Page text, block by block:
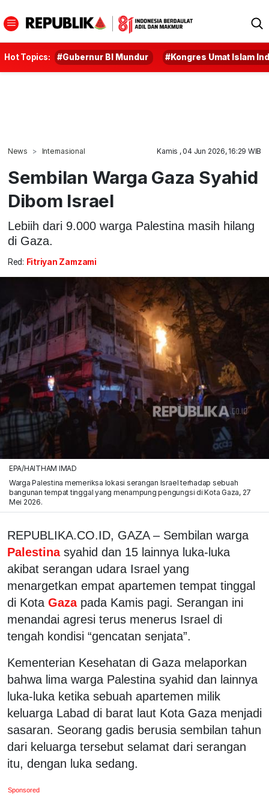
Hot Topics: #Gubernur BI Mundur #Kongres Umat Islam
News Internasional Kamis , 04 Jun 2026, 16:29 WIB
Sembilan Warga Gaza Syahid
Dibom Israel
Lebiih dari 9.000 warga Palestina masih hilang
di Gaza.
Red: Fitriyan Zamzami
EPA/HAITHAM IMAD
Warga Palestina memeriksa lokasi serangan Israel terhadap sebuah
bangunan tempat tinggal yang menampung pengungsi di Kota Gaza, 27
Mei 2026.
REPUBLIKA.CO.ID, GAZA – Sembilan warga
Palestina syahid dan 15 lainnya luka-luka
akibat serangan udara Israel yang
menargetkan empat apartemen tempat tinggal
di Kota Gaza pada Kamis pagi. Serangan ini
menandai agresi terus menerus Israel di
tengah kondisi “gencatan senjata”.
Kementerian Kesehatan di Gaza melaporkan
bahwa lima warga Palestina syahid dan lainnya
luka-luka ketika sebuah apartemen milik
keluarga Labad di barat laut Kota Gaza menjadi
sasaran. Seorang gadis berusia sembilan tahun
dari keluarga tersebut selamat dari serangan
itu, dengan luka sedang.
Sponsored